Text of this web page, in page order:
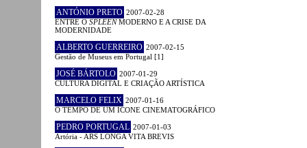
ANTÓNIO PRETO 2007-02-28
ENTRE O SPLEENMODERNO E A CRISE DA
MODERNIDADE
ALBERTO GUERREIRO 2007-02-15
Gestão de Museus em Portugal [1]
JOSÉ BÁRTOLO 2007-01-29
CULTURA DIGITAL E CRIAÇÃO ARTÍSTICA
MARCELO FELIX 2007-01-16
O TEMPO DE UM ÍCONE CINEMATOGRÁFICO
PEDRO PORTUGAL 2007-01-03
Artória - ARS LONGA VITA BREVIS